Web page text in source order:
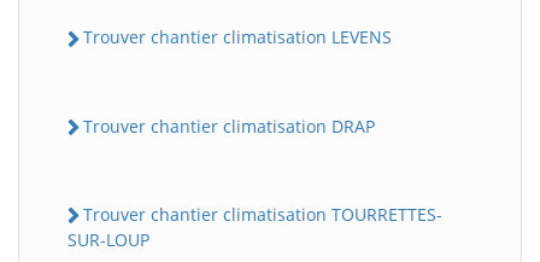
Trouver chantier climatisation LEVENS
Trouver chantier climatisation DRAP
Trouver chantier climatisation TOURRETTES-
SUR-LOUP